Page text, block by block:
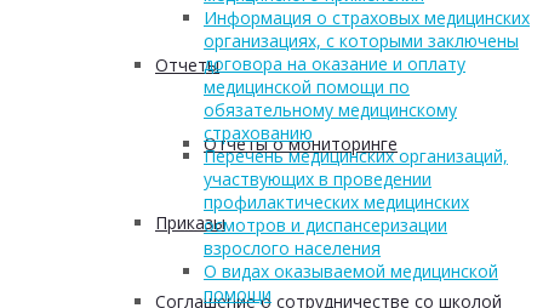
Отчеты
Отчеты о мониторинге
Приказы
Соглашение о сотрудничестве со школой
Информация о страховых медицинских
организациях, с которыми заключены
договора на оказание и оплату
медицинской помощи по
обязательному медицинскому
страхованию
Перечень медицинских организаций,
участвующих в проведении
профилактических медицинских
осмотров и диспансеризации
взрослого населения
О видах оказываемой медицинской
помощи